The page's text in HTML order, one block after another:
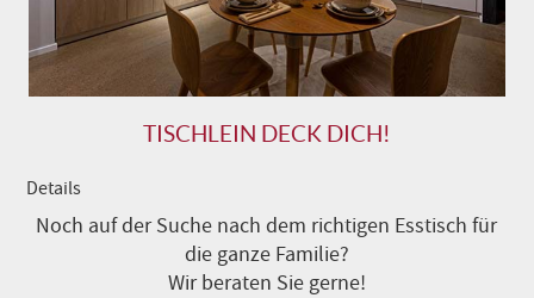
TISCHLEIN DECK DICH!
Details
Noch auf der Suche nach dem richtigen Esstisch für
die ganze Familie?
Wir beraten Sie gerne!